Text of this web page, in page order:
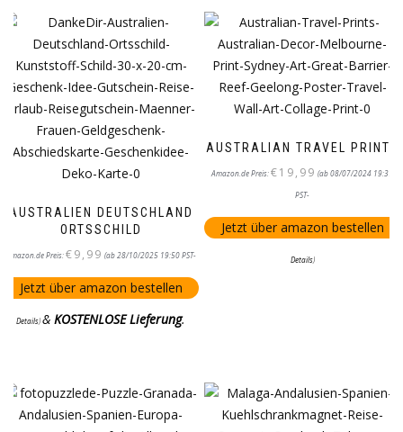
AUSTRALIEN DEUTSCHLAND
ORTSSCHILD
Amazon.de Preis:€9,99 (ab 28/10/2025 19:50 PST-
Jetzt über amazon bestellen
Details)& KOSTENLOSE Lieferung.
AUSTRALIAN TRAVEL PRINTS
Amazon.de Preis:€19,99 (ab 08/07/2024 19:37
PST-
Jetzt über amazon bestellen
Details)